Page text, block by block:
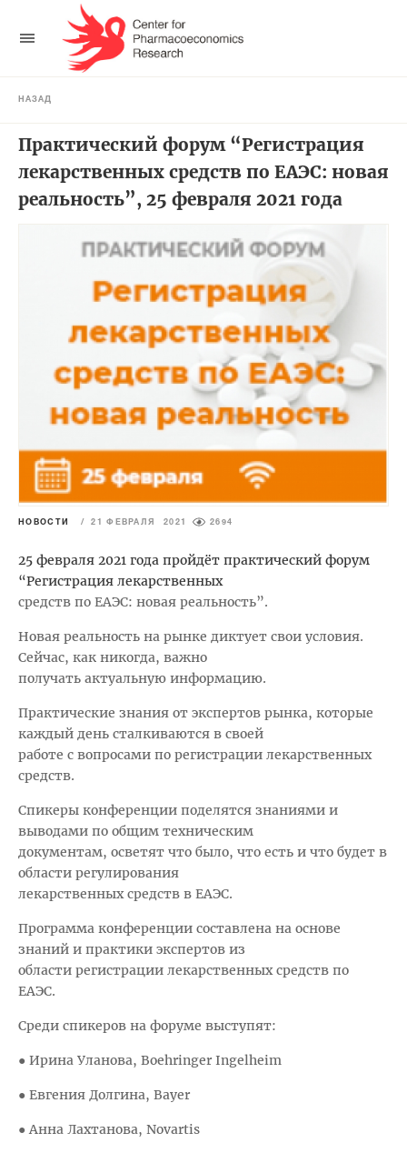
НАЗАД
Практический форум “Регистрация
лекарственных средств по ЕАЭС: новая
реальность”, 25 февраля 2021 года
НОВОСТИ / 21 ФЕВРАЛЯ 2021 2694
25 февраля 2021 года пройдёт практический форум
“Регистрация лекарственных
средств по ЕАЭС: новая реальность”.
Новая реальность на рынке диктует свои условия.
Сейчас, как никогда, важно
получать актуальную информацию.
Практические знания от экспертов рынка, которые
каждый день сталкиваются в своей
работе с вопросами по регистрации лекарственных
средств.
Спикеры конференции поделятся знаниями и
выводами по общим техническим
документам, осветят что было, что есть и что будет в
области регулирования
лекарственных средств в ЕАЭС.
Программа конференции составлена на основе
знаний и практики экспертов из
области регистрации лекарственных средств по
ЕАЭС.
Среди спикеров на форуме выступят:
● Ирина Уланова, Boehringer Ingelheim
● Евгения Долгина, Bayer
● Анна Лахтанова, Novartis